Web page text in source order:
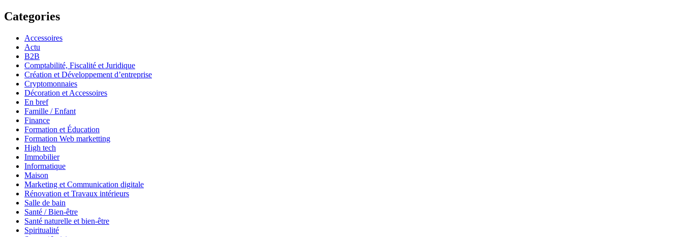
Categories
Accessoires
Actu
B2B
Comptabilité, Fiscalité et Juridique
Création et Développement d’entreprise
Cryptomonnaies
Décoration et Accessoires
En bref
Famille / Enfant
Finance
Formation et Éducation
Formation Web marketting
High tech
Immobilier
Informatique
Maison
Marketing et Communication digitale
Rénovation et Travaux intérieurs
Salle de bain
Santé / Bien-être
Santé naturelle et bien-être
Spiritualité